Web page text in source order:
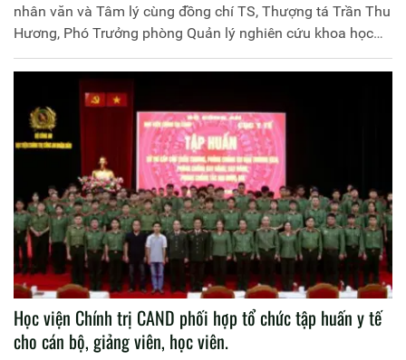
nhân văn và Tâm lý cùng đồng chí TS, Thượng tá Trần Thu
Hương, Phó Trưởng phòng Quản lý nghiên cứu khoa học
đồng chủ trì tọa đàm.
Học viện Chính trị CAND phối hợp tổ chức tập huấn y tế
cho cán bộ, giảng viên, học viên.